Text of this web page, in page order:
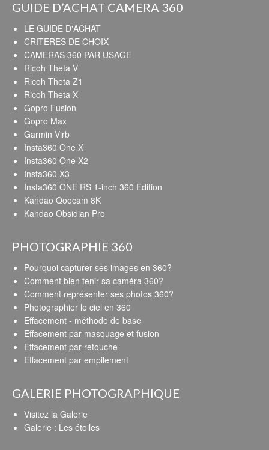
GUIDE D’ACHAT CAMERA 360
LE GUIDE D'ACHAT
CRITERES DE CHOIX
CAMERAS 360 PAR USAGE
Ricoh Theta V
Ricoh Theta Z1
Ricoh Theta X
Gopro Fusion
Gopro Max
Garmin Virb
Insta360 One X
Insta360 One X2
Insta360 X3
Insta360 ONE RS 1-inch 360 Edition
Kandao Qoocam 8K
Kandao Obsidian Pro
PHOTOGRAPHIE 360
Pourquoi capturer ses images en 360?
Comment bien tenir sa caméra 360?
Comment représenter ses photos 360?
Photographier le ciel en 360
Effacement - méthode de base
Effacement par masquage et fusion
Effacement par retouche
Effacement par empilement
GALERIE PHOTOGRAPHIQUE
Visitez la Galerie
Galerie : Les étoiles